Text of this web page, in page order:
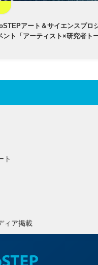
アート＆サイエンスプロ
ント「アーティスト×研究者ト
ト
ィア掲載